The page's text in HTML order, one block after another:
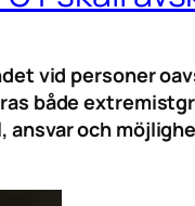
vid personer
både
ansvar och